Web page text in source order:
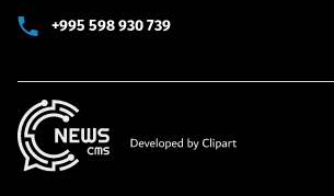
+995 598 930 739